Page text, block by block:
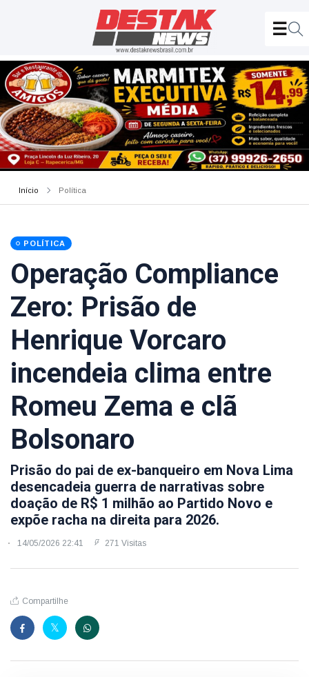
Início Política
POLÍTICA
Operação Compliance
Zero: Prisão de
Henrique Vorcaro
incendeia clima entre
Romeu Zema e clã
Bolsonaro
Prisão do pai de ex-banqueiro em Nova Lima
desencadeia guerra de narrativas sobre
doação de R$ 1 milhão ao Partido Novo e
expõe racha na direita para 2026.
14/05/2026 22:41 271 Visitas
Compartilhe